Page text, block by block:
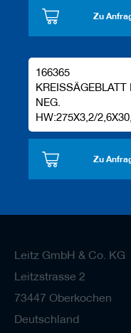
Zu
166365
NEG.
HW:275X3,2/
Zu
Leitz GmbH & Co. KG
Leitzstrasse 2
73447 Oberkochen
Deutschland